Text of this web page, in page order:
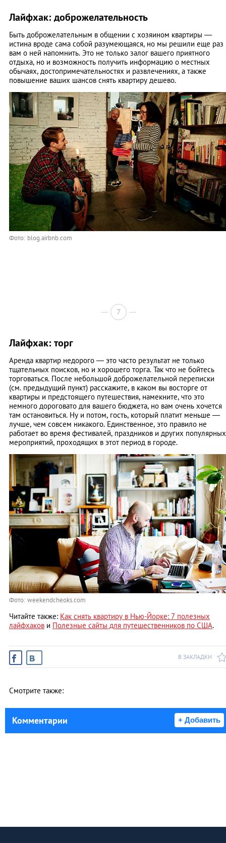
Лайфхак: доброжелательность
Быть доброжелательным в общении с хозяином квартиры —
истина вроде сама собой разумеющаяся, но мы решили еще раз
вам о ней напомнить. Это не только залог вашего приятного
отдыха, но и возможность получить информацию о местных
обычаях, достопримечательностях и развлечениях, а также
повышение ваших шансов снять квартиру дешево.
Фото: blog.airbnb.com
7
Лайфхак: торг
Аренда квартир недорого — это часто результат не только
тщательных поисков, но и хорошего торга. Так что не бойтесь
торговаться. После небольшой доброжелательной переписки
(см. предыдущий пункт) расскажите, в каком вы восторге от
квартиры и предстоящего путешествия, намекните, что это
немного дороговато для вашего бюджета, но вам очень хочется
там остановиться. Ну и потом, гость, который платит меньше —
лучше, чем совсем никакого. Единственное, это правило не
работает во время фестивалей, праздников и других популярных
мероприятий, проходящих в этот период в городе.
Фото: weekendcheoks.com
Читайте также: Как снять квартиру в Нью-Йорке: 7 полезных
лайфхаков и Полезные сайты для путешественников по США.
В ЗАКЛАДКИ
Смотрите также:
Комментарии + Добавить